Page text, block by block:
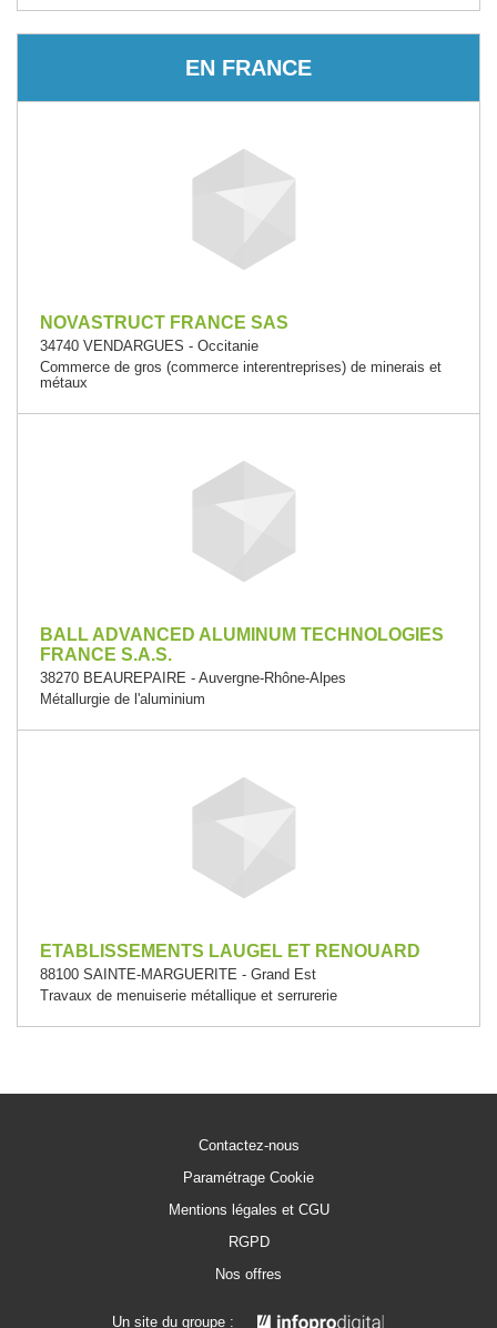
EN FRANCE
NOVASTRUCT FRANCE SAS
34740 VENDARGUES - Occitanie
Commerce de gros (commerce interentreprises) de minerais et
métaux
BALL ADVANCED ALUMINUM TECHNOLOGIES
FRANCE S.A.S.
38270 BEAUREPAIRE - Auvergne-Rhône-Alpes
Métallurgie de l'aluminium
ETABLISSEMENTS LAUGEL ET RENOUARD
88100 SAINTE-MARGUERITE - Grand Est
Travaux de menuiserie métallique et serrurerie
Contactez-nous
Paramétrage Cookie
Mentions légales et CGU
RGPD
Nos offres
Un site du groupe :